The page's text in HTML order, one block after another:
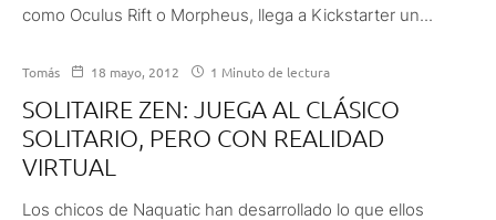
como Oculus Rift o Morpheus, llega a Kickstarter un...
Tomás 18 mayo, 2012 1 Minuto de lectura
SOLITAIRE ZEN: JUEGA AL CLÁSICO
SOLITARIO, PERO CON REALIDAD
VIRTUAL
Los chicos de Naquatic han desarrollado lo que ellos